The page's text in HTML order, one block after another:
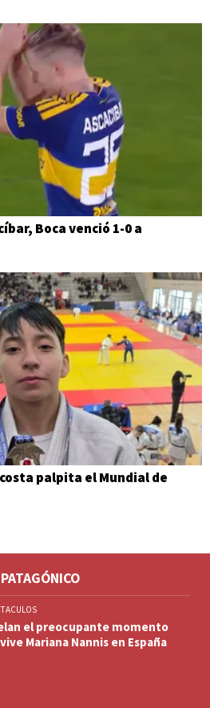
Boca venció 1-0 a
palpita el Mundial de
el preocupante momento
Mariana Nannis en España